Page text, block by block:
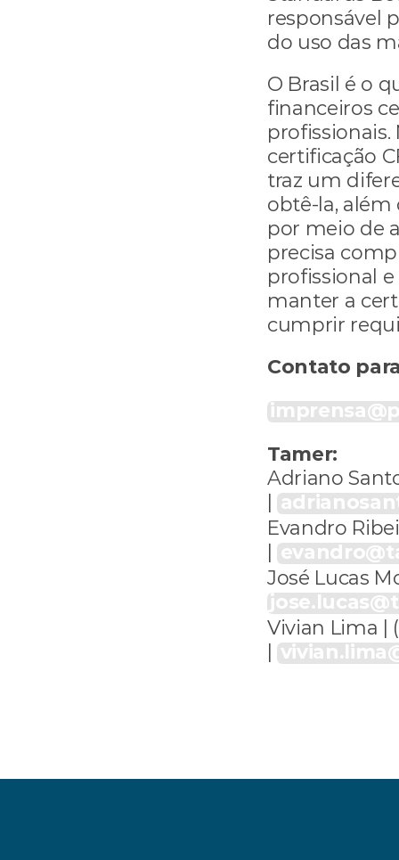
responsável
do uso das
O Brasil é o
financeiros
certificação
traz um
obtê-la,
por meio de
precisa
profissional
manter a
cumprir
Contato
Tamer:
Adriano
|
Evandro
|
Vivian Lima |
|